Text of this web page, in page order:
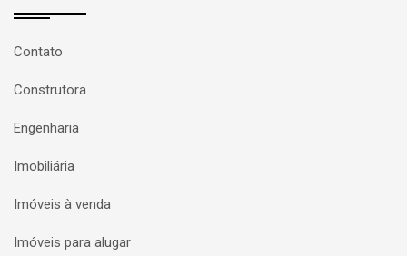
Contato
Construtora
Engenharia
Imobiliária
Imóveis à venda
Imóveis para alugar